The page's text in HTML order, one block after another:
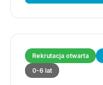
Rekrutacja otwarta
0-6 lat